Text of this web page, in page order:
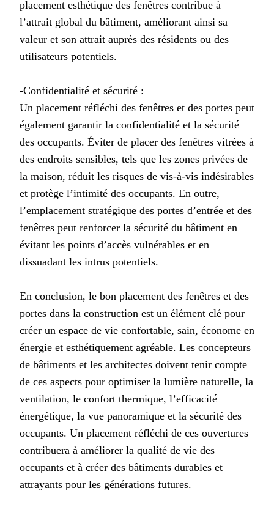
placement esthétique des fenêtres contribue à
l’attrait global du bâtiment, améliorant ainsi sa
valeur et son attrait auprès des résidents ou des
utilisateurs potentiels.
-Confidentialité et sécurité :
Un placement réfléchi des fenêtres et des portes peut
également garantir la confidentialité et la sécurité
des occupants. Éviter de placer des fenêtres vitrées à
des endroits sensibles, tels que les zones privées de
la maison, réduit les risques de vis-à-vis indésirables
et protège l’intimité des occupants. En outre,
l’emplacement stratégique des portes d’entrée et des
fenêtres peut renforcer la sécurité du bâtiment en
évitant les points d’accès vulnérables et en
dissuadant les intrus potentiels.
En conclusion, le bon placement des fenêtres et des
portes dans la construction est un élément clé pour
créer un espace de vie confortable, sain, économe en
énergie et esthétiquement agréable. Les concepteurs
de bâtiments et les architectes doivent tenir compte
de ces aspects pour optimiser la lumière naturelle, la
ventilation, le confort thermique, l’efficacité
énergétique, la vue panoramique et la sécurité des
occupants. Un placement réfléchi de ces ouvertures
contribuera à améliorer la qualité de vie des
occupants et à créer des bâtiments durables et
attrayants pour les générations futures.